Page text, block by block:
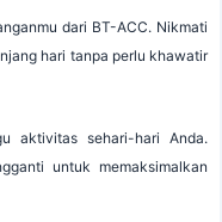
dari BT-ACC. Nikmati
hari tanpa perlu khawatir
aktivitas sehari-hari Anda.
untuk memaksimalkan